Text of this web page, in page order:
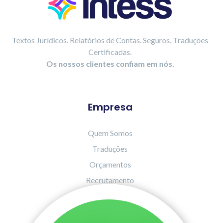
Textos Jurídicos. Relatórios de Contas. Seguros. Traduções
Certificadas.
Os nossos clientes confiam em nós.
Empresa
Quem Somos
Traduções
Orçamentos
Recrutamento